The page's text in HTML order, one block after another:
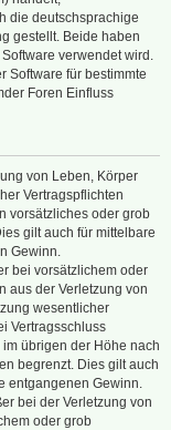
die deutschsprachige
gestellt. Beide haben
verwendet wird.
Software für bestimmte
Foren Einfluss
von Leben, Körper
Vertragspflichten
vorsätzliches oder grob
gilt auch für mittelbare
Gewinn.
bei vorsätzlichem oder
aus der Verletzung von
wesentlicher
Vertragsschluss
übrigen der Höhe nach
begrenzt. Dies gilt auch
entgangenen Gewinn.
bei der Verletzung von
oder grob